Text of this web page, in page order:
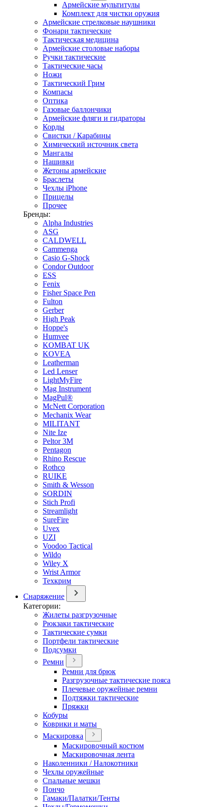
Армейские мультитулы
Комплект для чистки оружия
Армейские стрелковые наушники
Фонари тактические
Тактическая медицина
Армейские столовые наборы
Ручки тактические
Тактические часы
Ножи
Тактический Грим
Компасы
Оптика
Газовые баллончики
Армейские фляги и гидраторы
Корды
Свистки / Карабины
Химический источник света
Мангалы
Нашивки
Жетоны армейские
Браслеты
Чехлы iPhone
Прицелы
Прочее
Бренды:
Alpha Industries
ASG
CALDWELL
Cammenga
Casio G-Shock
Condor Outdoor
ESS
Fenix
Fisher Space Pen
Fulton
Gerber
High Peak
Hoppe's
Humvee
KOMBAT UK
KOVEA
Leatherman
Led Lenser
LightMyFire
Mag Instrument
MagPul®
McNett Corporation
Mechanix Wear
MILITANT
Nite Ize
Peltor 3M
Pentagon
Rhino Rescue
Rothco
RUIKE
Smith & Wesson
SORDIN
Stich Profi
Streamlight
SureFire
Uvex
UZI
Voodoo Tactical
Wildo
Wiley X
Wrist Armor
Техкрим
Снаряжение
Категории:
Жилеты разгрузочные
Рюкзаки тактические
Тактические сумки
Портфели тактические
Подсумки
Ремни
Ремни для брюк
Разгрузочные тактические пояса
Плечевые оружейные ремни
Подтяжки тактические
Пряжки
Кобуры
Коврики и маты
Маскировка
Маскировочный костюм
Маскировочная лента
Наколенники / Налокотники
Чехлы оружейные
Спальные мешки
Пончо
Гамаки/Палатки/Тенты